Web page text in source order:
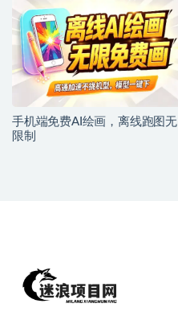
手机端免费AI绘画，离线跑图无
限制